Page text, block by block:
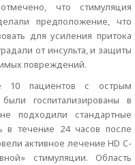
что стимуляция
предположение, что
для усиления притока
от инсульта, и защиты
повреждений.
10 пациентов с острым
госпитализированы в
подходили стандартные
течение 24 часов после
активное лечение HD C-
стимуляции. Область